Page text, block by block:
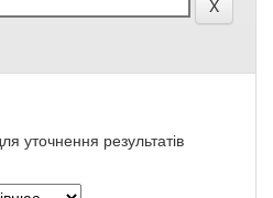
уточнення результатів